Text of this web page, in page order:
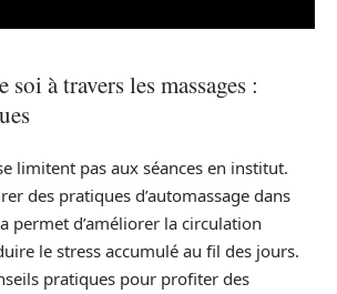
soi à travers les massages :
limitent pas aux séances en institut.
des pratiques d’automassage dans
permet d’améliorer la circulation
le stress accumulé au fil des jours.
pratiques pour profiter des